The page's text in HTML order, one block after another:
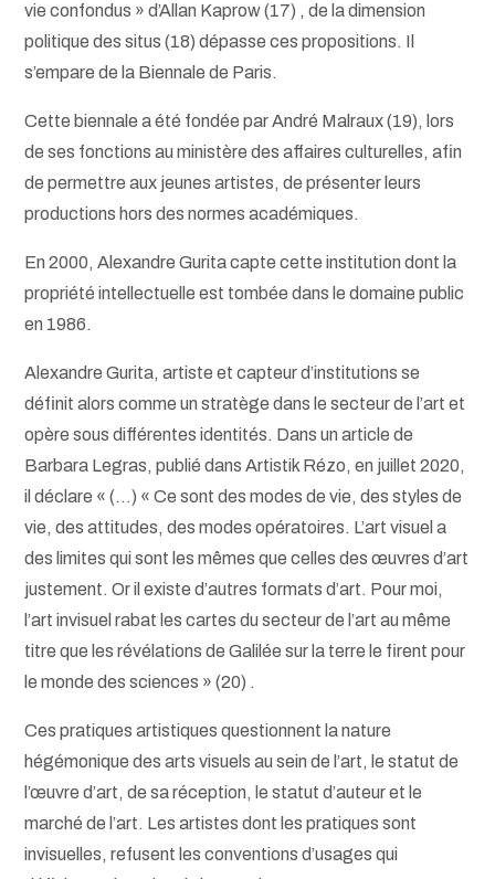
vie confondus » d’Allan Kaprow (17) , de la dimension
politique des situs (18) dépasse ces propositions. Il
s’empare de la Biennale de Paris.
Cette biennale a été fondée par André Malraux (19), lors
de ses fonctions au ministère des affaires culturelles, afin
de permettre aux jeunes artistes, de présenter leurs
productions hors des normes académiques.
En 2000, Alexandre Gurita capte cette institution dont la
propriété intellectuelle est tombée dans le domaine public
en 1986.
Alexandre Gurita, artiste et capteur d’institutions se
définit alors comme un stratège dans le secteur de l’art et
opère sous différentes identités. Dans un article de
Barbara Legras, publié dans Artistik Rézo, en juillet 2020,
il déclare « (…) « Ce sont des modes de vie, des styles de
vie, des attitudes, des modes opératoires. L’art visuel a
des limites qui sont les mêmes que celles des œuvres d’art
justement. Or il existe d’autres formats d’art. Pour moi,
l’art invisuel rabat les cartes du secteur de l’art au même
titre que les révélations de Galilée sur la terre le firent pour
le monde des sciences » (20) .
Ces pratiques artistiques questionnent la nature
hégémonique des arts visuels au sein de l’art, le statut de
l’œuvre d’art, de sa réception, le statut d’auteur et le
marché de l’art. Les artistes dont les pratiques sont
invisuelles, refusent les conventions d’usages qui